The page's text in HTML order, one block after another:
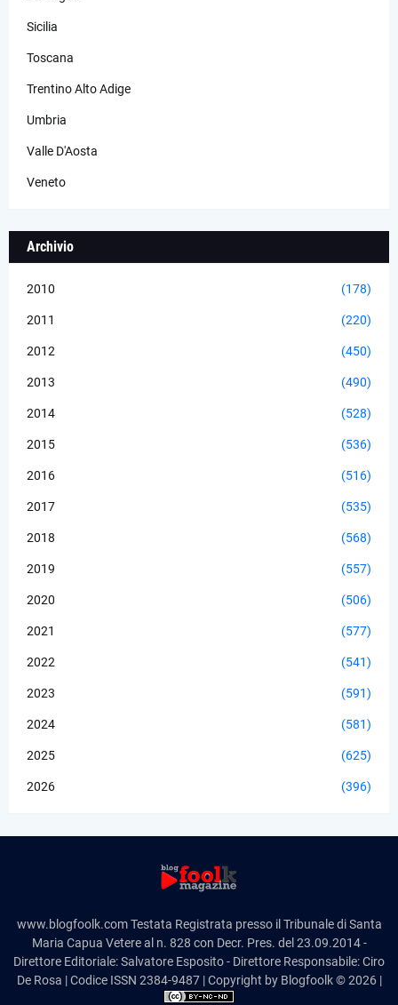
Sicilia
Toscana
Trentino Alto Adige
Umbria
Valle D'Aosta
Veneto
Archivio
2010 (178)
2011 (220)
2012 (450)
2013 (490)
2014 (528)
2015 (536)
2016 (516)
2017 (535)
2018 (568)
2019 (557)
2020 (506)
2021 (577)
2022 (541)
2023 (591)
2024 (581)
2025 (625)
2026 (396)
www.blogfoolk.com Testata Registrata presso il Tribunale di Santa
Maria Capua Vetere al n. 828 con Decr. Pres. del 23.09.2014 -
Direttore Editoriale: Salvatore Esposito - Direttore Responsabile: Ciro
De Rosa | Codice ISSN 2384-9487 | Copyright by Blogfoolk © 2026 |